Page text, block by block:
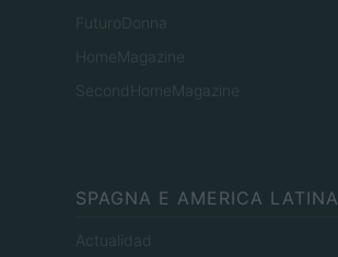
FuturoDonna
HomeMagazine
SecondHomeMagazine
SPAGNA E AMERICA LATINA
Actualidad